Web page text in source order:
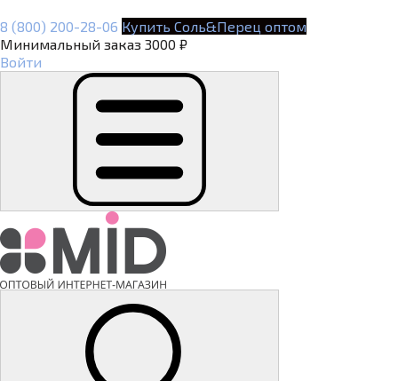
8 (800) 200-28-06 Купить Соль&Перец оптом
Минимальный заказ 3000 ₽
Войти